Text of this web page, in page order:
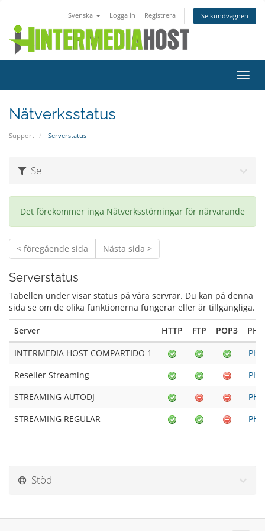
Svenska Logga in Registrera Se kundvagnen
Växla
Nätverksstatus
Support Serverstatus
Se
Det förekommer inga Nätverksstörningar för närvarande
< föregående sida Nästa sida >
Serverstatus
Tabellen under visar status på våra servrar. Du kan på denna
sida se om de olika funktionerna fungerar eller är tillgängliga.
Server HTTP FTP POP3
INTERMEDIA HOST COMPARTIDO 1
Reseller Streaming
STREAMING AUTODJ
STREAMING REGULAR
Stöd